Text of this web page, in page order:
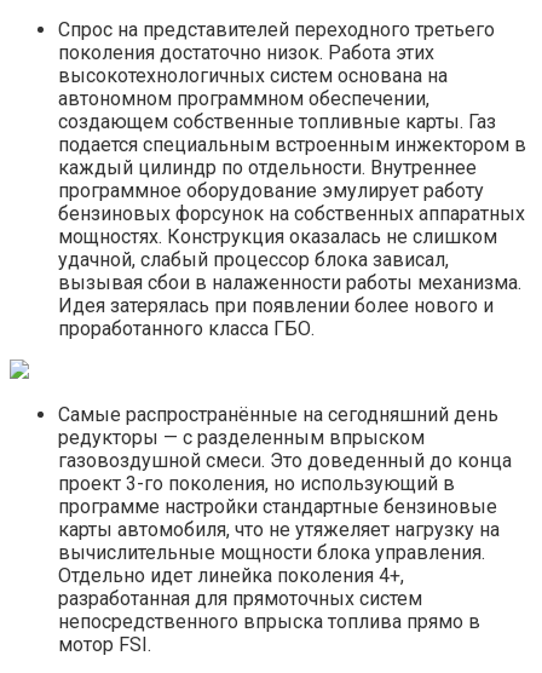
Спрос на представителей переходного третьего
поколения достаточно низок. Работа этих
высокотехнологичных систем основана на
автономном программном обеспечении,
создающем собственные топливные карты. Газ
подается специальным встроенным инжектором в
каждый цилиндр по отдельности. Внутреннее
программное оборудование эмулирует работу
бензиновых форсунок на собственных аппаратных
мощностях. Конструкция оказалась не слишком
удачной, слабый процессор блока зависал,
вызывая сбои в налаженности работы механизма.
Идея затерялась при появлении более нового и
проработанного класса ГБО.
Самые распространённые на сегодняшний день
редукторы — с разделенным впрыском
газовоздушной смеси. Это доведенный до конца
проект 3-го поколения, но использующий в
программе настройки стандартные бензиновые
карты автомобиля, что не утяжеляет нагрузку на
вычислительные мощности блока управления.
Отдельно идет линейка поколения 4+,
разработанная для прямоточных систем
непосредственного впрыска топлива прямо в
мотор FSI.